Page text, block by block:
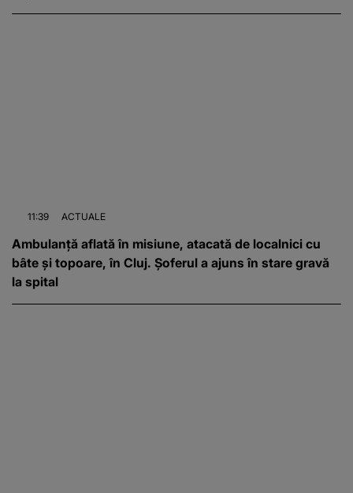
11:39 ACTUALE
Ambulanță aflată în misiune, atacată de localnici cu
bâte și topoare, în Cluj. Șoferul a ajuns în stare gravă
la spital